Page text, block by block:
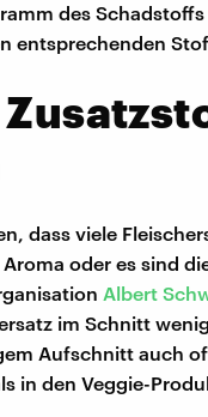
des
entsprechenden
dass viele
oder es sind
Albert
im Schnitt
Aufschnitt auch
in den Veggie-